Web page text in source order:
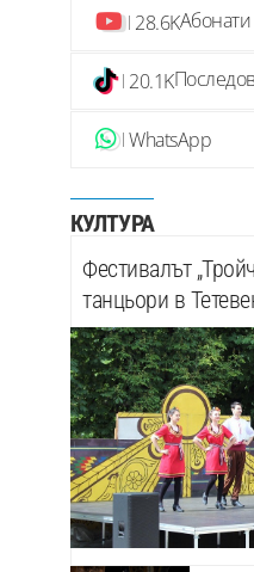
28.6KАбонати
20.1K
WhatsApp
КУЛТУРА
Фестивалът
танцьори в